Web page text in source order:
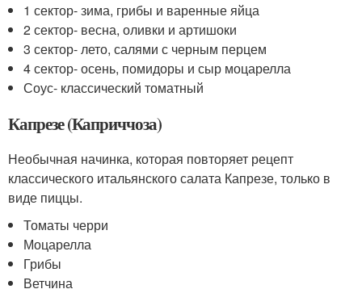
1 сектор- зима, грибы и варенные яйца
2 сектор- весна, оливки и артишоки
3 сектор- лето, салями с черным перцем
4 сектор- осень, помидоры и сыр моцарелла
Соус- классический томатный
Капрезе (Каприччоза)
Необычная начинка, которая повторяет рецепт
классического итальянского салата Капрезе, только в
виде пиццы.
Томаты черри
Моцарелла
Грибы
Ветчина